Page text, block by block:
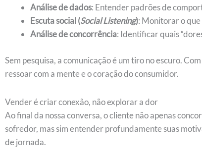
Análise de dados: Entender padrões de
Escuta social (Social Listening): Monitorar o que
Análise de concorrência: Identificar quais
Sem pesquisa, a comunicação é um tiro no escuro.
ressoar com a mente e o coração do consumidor.
Vender é criar conexão, não explorar a dor
Ao final da nossa conversa, o cliente não apenas
sofredor, mas sim entender profundamente suas
de jornada.